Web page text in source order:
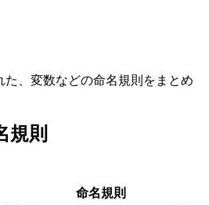
た、変数などの命名規則をまとめ
規則
命名規則